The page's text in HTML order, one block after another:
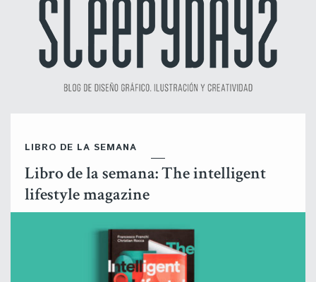
LIBRO DE LA SEMANA
Libro de la semana: The intelligent
lifestyle magazine